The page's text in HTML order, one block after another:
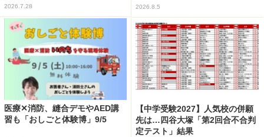
2026.7.28 2026.8.5
医療✕消防、縫合デモやAED講
習も「おしごと体験博」9/5
【中学受験2027】人気校の併願
先は…四谷大塚「第2回合不合判
定テスト」結果